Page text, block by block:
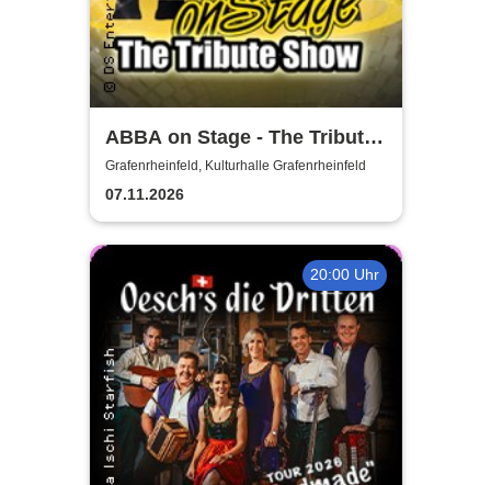
ABBA on Stage - The Tribute
Show
Grafenrheinfeld, Kulturhalle Grafenrheinfeld
07.11.2026
20:00 Uhr